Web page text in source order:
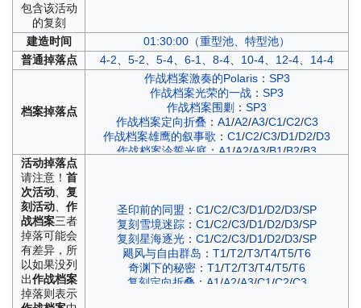
包含该活动
的复刻
建造时间
01:30:00（重型池、特型池）
普通掉落点 4-2、 5-2、 5-4、 6-1、 8-4、 10-4、 12-4、 14-4
档案掉落点
作战档案激奏的Polaris： SP3
作战档案光荣的一战 ： SP3
作战档案围剿 ： SP3
作战档案定向折叠： A1/A2/A3/C1/C2/C3
作战档案雄鹰的叙事歌 ： C1/C2/C3/D1/D2/D3
作战档案泠誓光庭：A1/A2/A3/B1/B2/B3
作战档案神圣的悲喜剧：A1/A2/A3
作战档案铁血音符誓言：B1/B2/B3
作战档案异色格：A2/C2/B4/D4
作战档案凛冬王冠 ：A1/A2/A3/C1/C2/C3
活动掉落点
请注意！ 首
次活动、 复
刻活动、 作
战档案三者
掉落可能会
有差异，所
以如果没列
出作战档案
掉落则表示
圣印前的同盟 ： C1/C2/C3/D1/D2/D3/SP
复刻雪境迷踪 ： C1/C2/C3/D1/D2/D3/SP
复刻星海逐光 ： C1/C2/C3/D1/D2/D3/SP
飓风与自由群岛 ： T1/T2/T3/T4/T5/T6
奇渊下的秘密 ： T1/T2/T3/T4/T5/T6
复刻定向折叠： A1 /A2/A3/C1 /C2/C3